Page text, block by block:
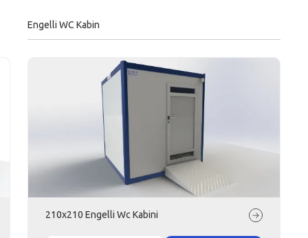
Engelli WC Kabin
210x210 Engelli Wc Kabini